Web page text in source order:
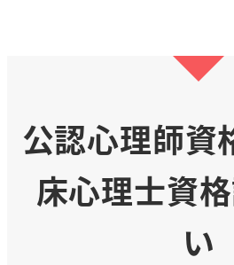
公認心理師資
床心理士資
い